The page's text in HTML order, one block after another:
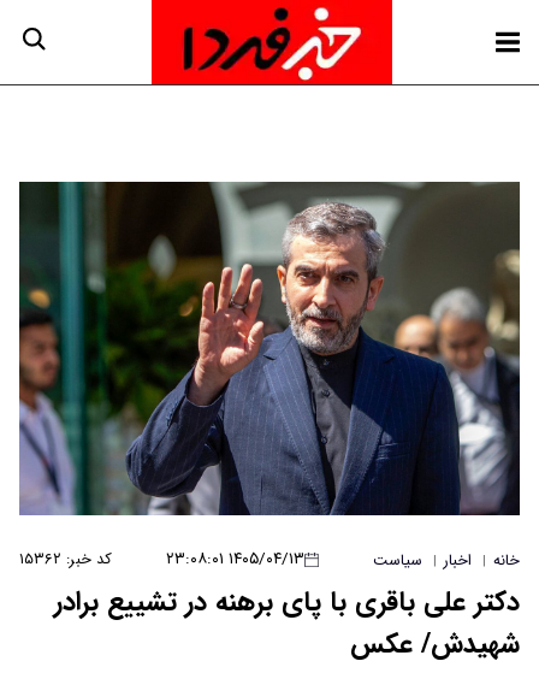
خانه | اخبار | سیاست ۱۴۰۵/۰۴/۱۳ ۲۳:۰۸:۰۱ کد خبر: ۱۵۳۶۲
دکتر علی باقری با پای برهنه در تشییع برادر
شهیدش/ عکس